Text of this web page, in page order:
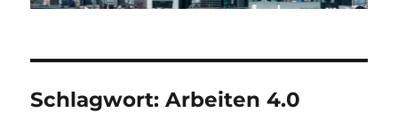
Schlagwort:Arbeiten 4.0